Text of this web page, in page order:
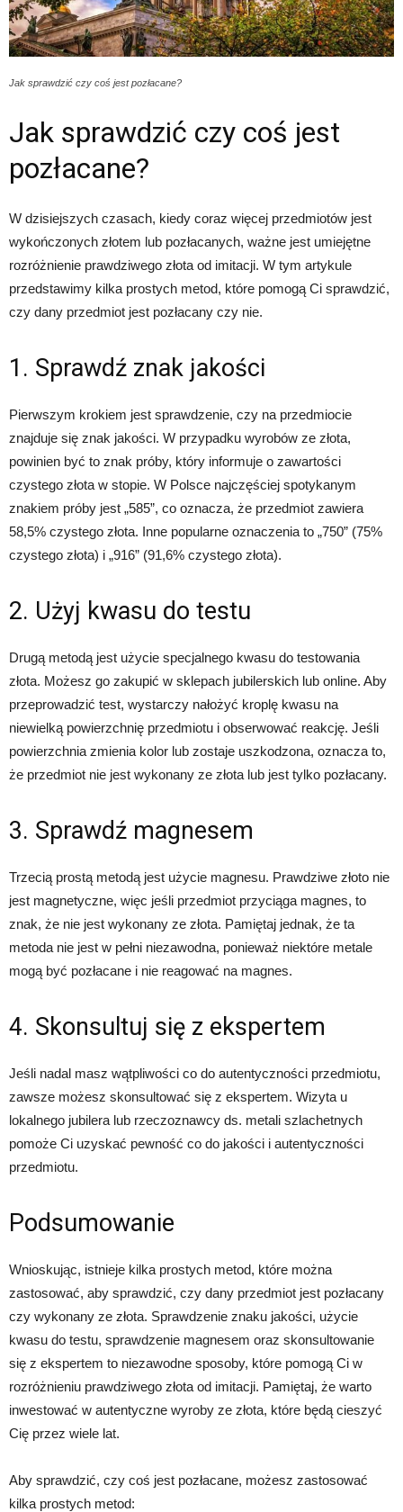
Jak sprawdzić czy coś jest pozłacane?
Jak sprawdzić czy coś jest
pozłacane?
W dzisiejszych czasach, kiedy coraz więcej przedmiotów jest
wykończonych złotem lub pozłacanych, ważne jest umiejętne
rozróżnienie prawdziwego złota od imitacji. W tym artykule
przedstawimy kilka prostych metod, które pomogą Ci sprawdzić,
czy dany przedmiot jest pozłacany czy nie.
1. Sprawdź znak jakości
Pierwszym krokiem jest sprawdzenie, czy na przedmiocie
znajduje się znak jakości. W przypadku wyrobów ze złota,
powinien być to znak próby, który informuje o zawartości
czystego złota w stopie. W Polsce najczęściej spotykanym
znakiem próby jest „585”, co oznacza, że przedmiot zawiera
58,5% czystego złota. Inne popularne oznaczenia to „750” (75%
czystego złota) i „916” (91,6% czystego złota).
2. Użyj kwasu do testu
Drugą metodą jest użycie specjalnego kwasu do testowania
złota. Możesz go zakupić w sklepach jubilerskich lub online. Aby
przeprowadzić test, wystarczy nałożyć kroplę kwasu na
niewielką powierzchnię przedmiotu i obserwować reakcję. Jeśli
powierzchnia zmienia kolor lub zostaje uszkodzona, oznacza to,
że przedmiot nie jest wykonany ze złota lub jest tylko pozłacany.
3. Sprawdź magnesem
Trzecią prostą metodą jest użycie magnesu. Prawdziwe złoto nie
jest magnetyczne, więc jeśli przedmiot przyciąga magnes, to
znak, że nie jest wykonany ze złota. Pamiętaj jednak, że ta
metoda nie jest w pełni niezawodna, ponieważ niektóre metale
mogą być pozłacane i nie reagować na magnes.
4. Skonsultuj się z ekspertem
Jeśli nadal masz wątpliwości co do autentyczności przedmiotu,
zawsze możesz skonsultować się z ekspertem. Wizyta u
lokalnego jubilera lub rzeczoznawcy ds. metali szlachetnych
pomoże Ci uzyskać pewność co do jakości i autentyczności
przedmiotu.
Podsumowanie
Wnioskując, istnieje kilka prostych metod, które można
zastosować, aby sprawdzić, czy dany przedmiot jest pozłacany
czy wykonany ze złota. Sprawdzenie znaku jakości, użycie
kwasu do testu, sprawdzenie magnesem oraz skonsultowanie
się z ekspertem to niezawodne sposoby, które pomogą Ci w
rozróżnieniu prawdziwego złota od imitacji. Pamiętaj, że warto
inwestować w autentyczne wyroby ze złota, które będą cieszyć
Cię przez wiele lat.
Aby sprawdzić, czy coś jest pozłacane, możesz zastosować
kilka prostych metod: